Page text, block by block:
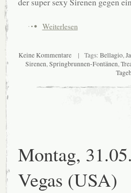
Weiterlesen
Keine Kommentare| Tags: Bellagio,
Sirenen,Springbrunnen-Fontänen,
Montag,
Vegas (USA)